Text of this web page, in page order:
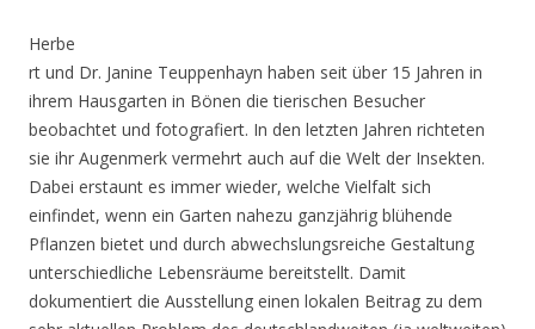
Herbe
rt und Dr. Janine Teuppenhayn haben seit über 15 Jahren in
ihrem Hausgarten in Bönen die tierischen Besucher
beobachtet und fotografiert. In den letzten Jahren richteten
sie ihr Augenmerk vermehrt auch auf die Welt der Insekten.
Dabei erstaunt es immer wieder, welche Vielfalt sich
einfindet, wenn ein Garten nahezu ganzjährig blühende
Pflanzen bietet und durch abwechslungsreiche Gestaltung
unterschiedliche Lebensräume bereitstellt. Damit
dokumentiert die Ausstellung einen lokalen Beitrag zu dem